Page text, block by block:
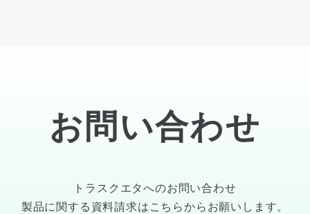
お問い合わせ
トラスクエタへのお問い合わせ
製品に関する資料請求は こちらからお願いします。